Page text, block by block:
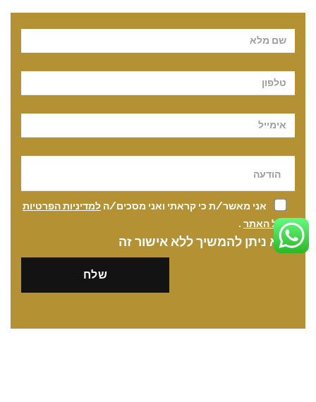
אני מאשר/ת כי קראתי ואני מסכים/ה למדיניות הפרטיות
של האתר .
לא ניתן להמשיך ללא אישור זה